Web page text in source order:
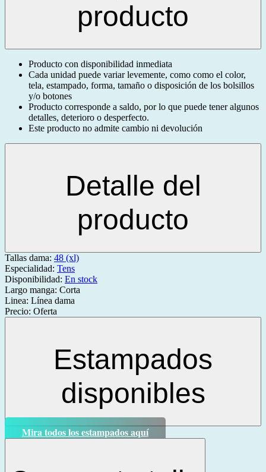
producto
Producto con disponibilidad inmediata
Cada unidad puede variar levemente, como como el color,
tela, estampado, forma, tamaño o disposición de los bolsillos
y/o botones
Producto corresponde a saldo, por lo que puede tener algunos
detalles, deterioro o desperfecto.
Este producto no admite cambio ni devolución
Detalle del
producto
Tallas dama: 48 (xl)
Especialidad: Tens
Disponibilidad: En stock
Largo manga: Corta
Linea: Línea dama
Precio: Oferta
Estampados
disponibles
Mira todos los estampados aquí